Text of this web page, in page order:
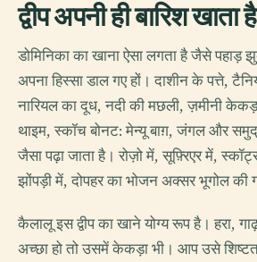
द्वीप अपनी ही बारिश खाता है
डोमिनिका का खाना ऐसा लगता है जैसे पहाड़
अपना हिस्सा डाल गए हों। दाशीन के पत्ते,
नारियल का दूध, नदी की मछली, ज़मीनी
थाइम, स्कॉच बोनट: मेन्यू बाग़, जंगल और
जैसा पढ़ा जाता है। रोज़ो में, सूफ़्रिएर में,
झोंपड़ी में, दोपहर का भोजन अक्सर भूगोल की
कैलालू इस द्वीप का खाने योग्य रूप है। हरा,
अच्छा हो तो उसमें केकड़ा भी। आप उसे